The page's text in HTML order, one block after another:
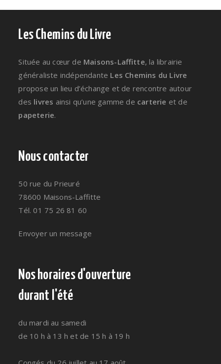
Les Chemins du Livre
Située au cœur de Maisons-Laffitte, la librairie
généraliste indépendante Les Chemins du Livre
propose un lieu d’échange et de rencontre autour
des livres ainsi qu’une gamme de carterie et de
papeterie.
Nous contacter
50 rue du Prieuré
78600 Maisons-Laffitte
Tél. 01 75 26 81 60
Envoyer un message
Nos horaires d'ouverture
durant l'été
du mardi au samedi
de 10 h à 13 h et de 15 h à 19 h